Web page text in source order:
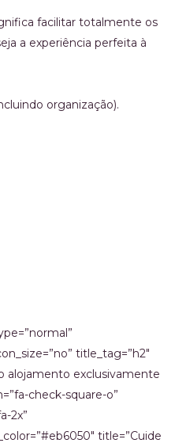
facilitar totalmente os
a experiência perfeita à
organização).
title_tag=”h2″
alojamento exclusivamente
check-square-o”
2x”
title=”Cuide